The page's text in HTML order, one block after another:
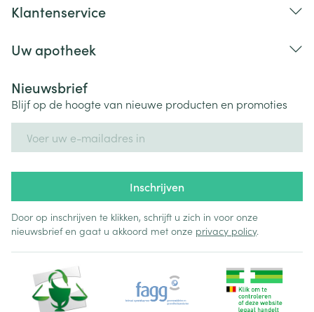
Klantenservice
Uw apotheek
Nieuwsbrief
Blijf op de hoogte van nieuwe producten en promoties
Inschrijven
Door op inschrijven te klikken, schrijft u zich in voor onze
nieuwsbrief en gaat u akkoord met onze privacy policy.